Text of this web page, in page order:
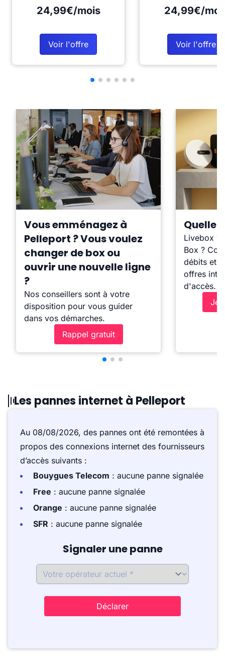
24,99€/mois
Voir l'offre
24,99€/
Voir l'offre
Vous emménagez à
Pelleport ? Vous voulez
changer de box ou
ouvrir une nouvelle ligne
?
Nos conseillers sont à votre
disposition pour vous guider
dans vos démarches.
Rappel gratuit
Quelle
Livebox ?
Box ?
débits et
offres
d'accès.
Je
Les pannes internet à Pelleport
Au 08/08/2026, des pannes ont été remontées à
propos des connexions internet des fournisseurs
d’accès suivants :
Bouygues Telecom : aucune panne signalée
Free : aucune panne signalée
Orange : aucune panne signalée
SFR : aucune panne signalée
Signaler une panne
Déclarer